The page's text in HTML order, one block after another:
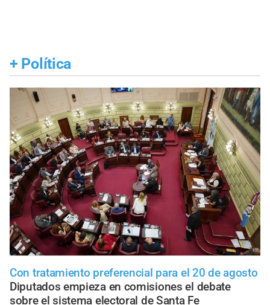
+ Política
Con tratamiento preferencial para el 20 de agosto
Diputados empieza en comisiones el debate
sobre el sistema electoral de Santa Fe